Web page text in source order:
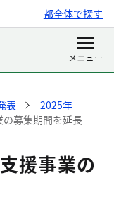
都全体で探す
表
2025年
募集期間を延長
援事業の